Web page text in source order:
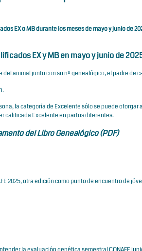
EX o MB durante los meses de mayo y junio de
EX y MB en mayo y junio de
animal junto con su nº genealógico, el padre de
la categoría de Excelente sólo se puede otorgar
calificada Excelente en partos diferentes.
del Libro Genealógico (PDF)
2025, otra edición como punto de encuentro de